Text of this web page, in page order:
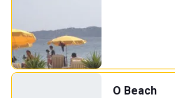
O Beach